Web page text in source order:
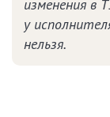
изменения в
у
нельзя.